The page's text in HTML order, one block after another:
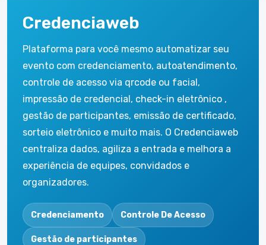
Credenciaweb
Plataforma para você mesmo automatizar seu
evento com credenciamento, autoatendimento,
controle de acesso via qrcode ou facial,
impressão de credencial, check-in eletrônico ,
gestão de participantes, emissão de certificado,
sorteio eletrônico e muito mais. O Credenciaweb
centraliza dados, agiliza a entrada e melhora a
experiência de equipes, convidados e
organizadores.
Credenciamento Controle De Acesso
Gestão de participantes